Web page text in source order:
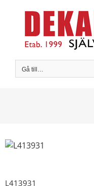
innehållet
Gå till…
L413931